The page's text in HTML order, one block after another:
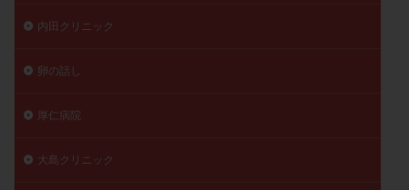
内田クリニック
卵の話し
厚仁病院
大島クリニック